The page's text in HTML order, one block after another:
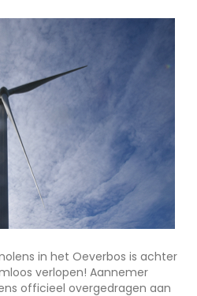
in het Oeverbos is achter
verlopen! Aannemer
officieel overgedragen aan